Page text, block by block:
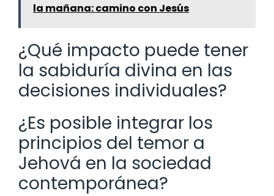
la mañana: camino con Jesús
¿Qué impacto puede tener
la sabiduría divina en las
decisiones individuales?
¿Es posible integrar los
principios del temor a
Jehová en la sociedad
contemporánea?